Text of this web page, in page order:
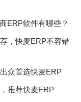
ERP软件有哪些？
，快麦ERP不容错
众首选快麦ERP
推荐快麦ERP